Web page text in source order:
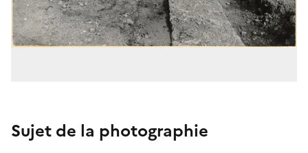
Sujet de la photographie